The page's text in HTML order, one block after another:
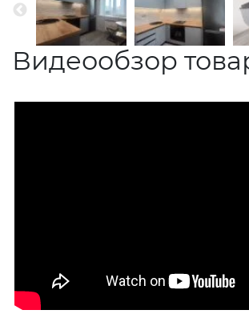
Видеообзор